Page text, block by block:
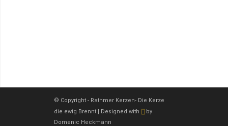
© Copyright - Rathmer Kerzen- Die Kerze
die ewig Brennt | Designed with
by
Domenic Heckmann